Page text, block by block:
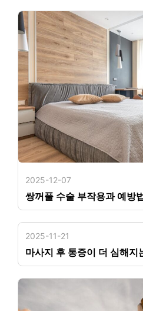
2025-12-07
쌍꺼풀 수술 부작용과 예방
2025-11-21
마사지 후 통증이 더 심해지